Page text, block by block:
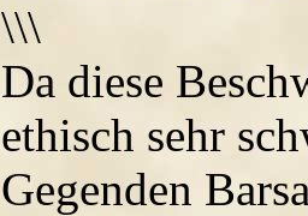
\\\
Da diese
ethisch sehr
Gegenden